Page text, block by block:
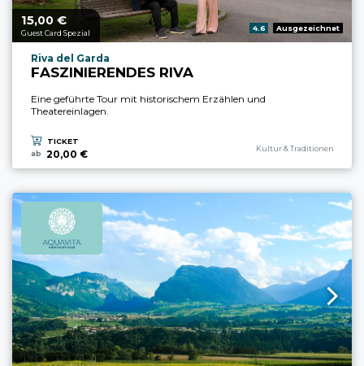
aria.price_from_prefix
15,00 €
Guest Card Spezial
aria.rating_prefix:
4.6 Ausgezeichnet
aria.experience_location_prefix
Riva del Garda
FASZINIERENDES RIVA
Eine geführte Tour mit historischem Erzählen und
Theatereinlagen.
TICKET
ab
20,00 € Kultur & Traditionen